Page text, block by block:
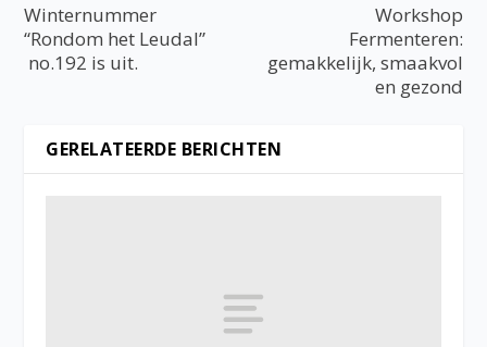
Winternummer
“Rondom het Leudal”
no.192 is uit.
Workshop
Fermenteren:
gemakkelijk, smaakvol
en gezond
GERELATEERDE BERICHTEN